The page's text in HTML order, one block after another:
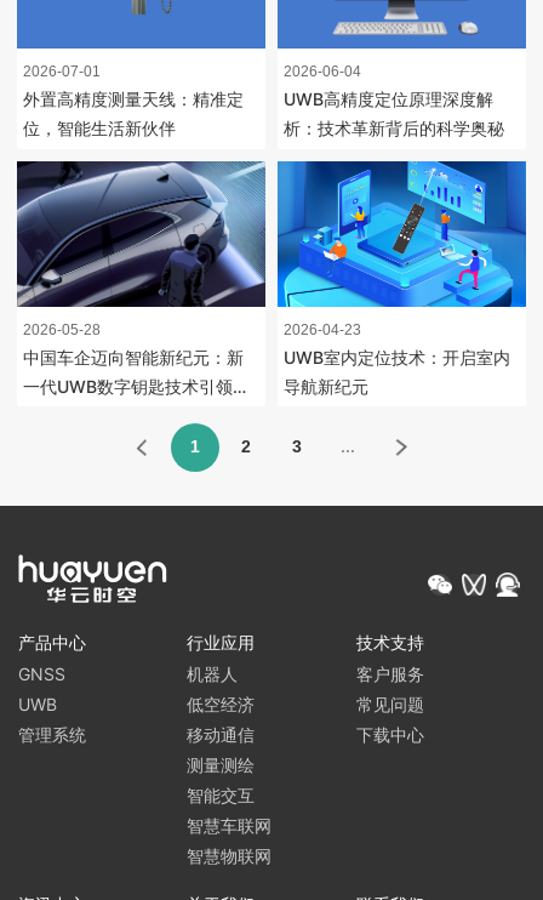
2026-07-01
外置高精度测量天线：精准定
位，智能生活新伙伴
2026-06-04
UWB高精度定位原理深度解
析：技术革新背后的科学奥秘
2026-05-28
中国车企迈向智能新纪元：新
一代UWB数字钥匙技术引领驾
2026-04-23
UWB室内定位技术：开启室内
导航新纪元
1 2 3 ...
产品中心
GNSS
UWB
管理系统
行业应用
机器人
低空经济
移动通信
测量测绘
智能交互
智慧车联网
智慧物联网
技术支持
客户服务
常见问题
下载中心